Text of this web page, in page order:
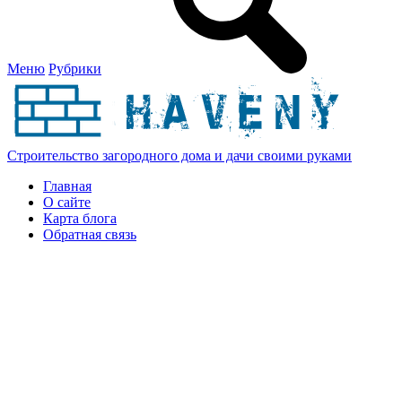
Меню Рубрики
Строительство загородного дома и дачи своими руками
Главная
О сайте
Карта блога
Обратная связь